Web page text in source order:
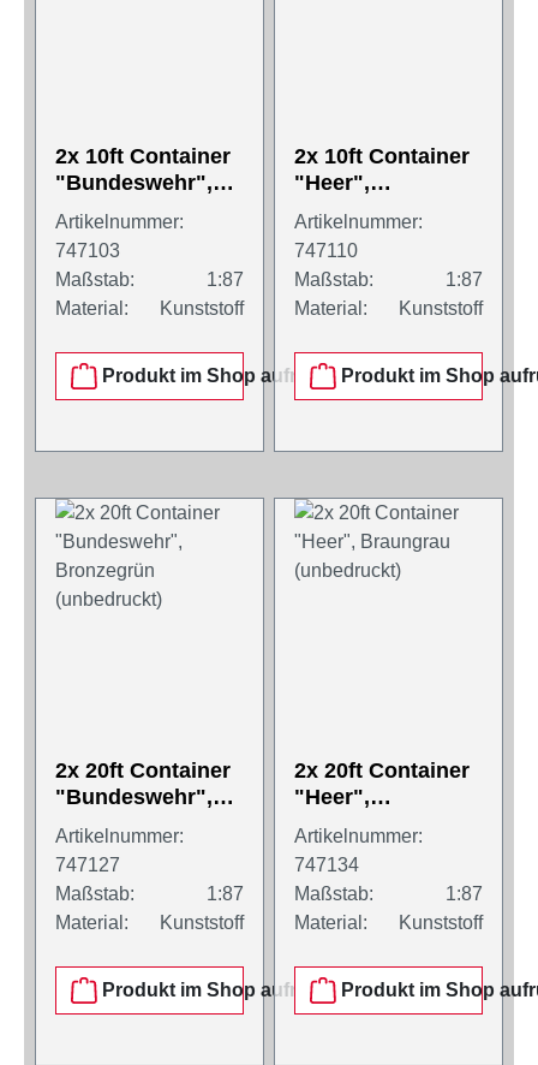
2x 10ft Container
"Bundeswehr",
Bronzegrün
(unbedruckt)
Artikelnummer:
747103
Maßstab:
1:87
Material:
Kunststoff
Produkt im Shop aufrufen
2x 10ft Container
"Heer",
Braungrau
(unbedruckt)
Artikelnummer:
747110
Maßstab:
1:87
Material:
Kunststoff
Produkt im Shop
2x 20ft Container
"Bundeswehr",
Bronzegrün
(unbedruckt)
Artikelnummer:
747127
Maßstab:
1:87
Material:
Kunststoff
Produkt im Shop aufrufen
2x 20ft Container
"Heer",
Braungrau
(unbedruckt)
Artikelnummer:
747134
Maßstab:
1:87
Material:
Kunststoff
Produkt im Shop